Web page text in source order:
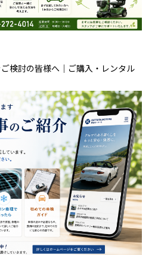
ご検討の皆様へ｜ご購入・レンタル